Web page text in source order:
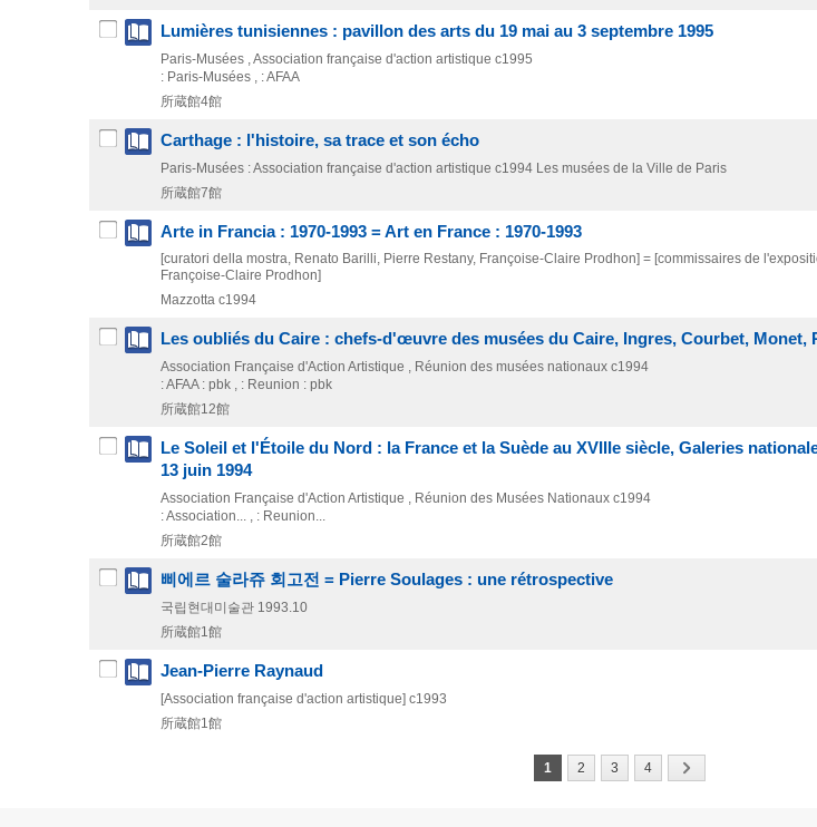
Lumières tunisiennes : pavillon des arts du 19 mai au 3 septembre 1995
Paris-Musées , Association française d'action artistique c1995
: Paris-Musées , : AFAA
所蔵館4館
Carthage : l'histoire, sa trace et son écho
Paris-Musées : Association française d'action artistique c1994 Les musées de la Ville de Paris
所蔵館7館
Arte in Francia : 1970-1993 = Art en France : 1970-1993
[curatori della mostra, Renato Barilli, Pierre Restany, Françoise-Claire Prodhon] = [commissaires de
Françoise-Claire Prodhon]
Mazzotta c1994
Les oubliés du Caire : chefs-d'œuvre des musées du Caire, Ingres, Courbet, Monet,
Association Française d'Action Artistique , Réunion des musées nationaux c1994
: AFAA : pbk , : Reunion : pbk
所蔵館12館
Le Soleil et l'Étoile du Nord : la France et la Suède au XVIIIe siècle, Galeries
13 juin 1994
Association Française d'Action Artistique , Réunion des Musées Nationaux c1994
: Association... , : Reunion...
所蔵館2館
삐에르 술라쥬 회고전 = Pierre Soulages : une rétrospective
국립현대미술관 1993.10
所蔵館1館
Jean-Pierre Raynaud
[Association française d'action artistique] c1993
所蔵館1館
1 2 3 4